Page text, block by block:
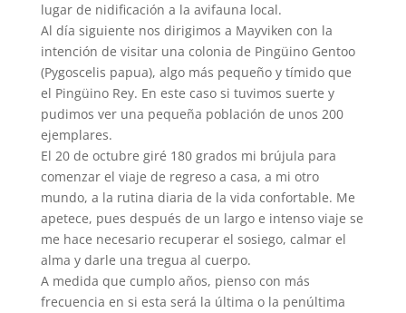
lugar de nidificación a la avifauna local.
Al día siguiente nos dirigimos a Mayviken con la
intención de visitar una colonia de Pingüino Gentoo
(Pygoscelis papua), algo más pequeño y tímido que
el Pingüino Rey. En este caso si tuvimos suerte y
pudimos ver una pequeña población de unos 200
ejemplares.
El 20 de octubre giré 180 grados mi brújula para
comenzar el viaje de regreso a casa, a mi otro
mundo, a la rutina diaria de la vida confortable. Me
apetece, pues después de un largo e intenso viaje se
me hace necesario recuperar el sosiego, calmar el
alma y darle una tregua al cuerpo.
A medida que cumplo años, pienso con más
frecuencia en si esta será la última o la penúltima